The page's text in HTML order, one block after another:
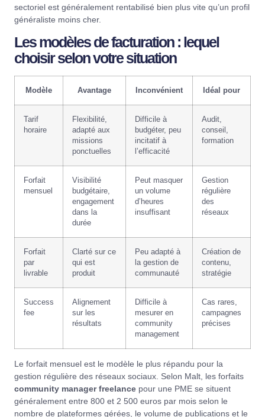
sectoriel est généralement rentabilisé bien plus vite qu’un profil
généraliste moins cher.
Les modèles de facturation : lequel
choisir selon votre situation
Modèle Avantage Inconvénient Idéal pour
Tarif
horaire
Flexibilité,
adapté aux
missions
ponctuelles
Difficile à
budgéter, peu
incitatif à
l’efficacité
Audit,
conseil,
formation
Forfait
mensuel
Visibilité
budgétaire,
engagement
dans la
durée
Peut masquer
un volume
d’heures
insuffisant
Gestion
régulière
des
réseaux
Forfait
par
livrable
Clarté sur ce
qui est
produit
Peu adapté à
la gestion de
communauté
Création de
contenu,
stratégie
Success
fee
Alignement
sur les
résultats
Difficile à
mesurer en
community
management
Cas rares,
campagnes
précises
Le forfait mensuel est le modèle le plus répandu pour la
gestion régulière des réseaux sociaux. Selon Malt , les forfaits
community manager freelance pour une PME se situent
généralement entre 800 et 2 500 euros par mois selon le
nombre de plateformes gérées, le volume de publications et le